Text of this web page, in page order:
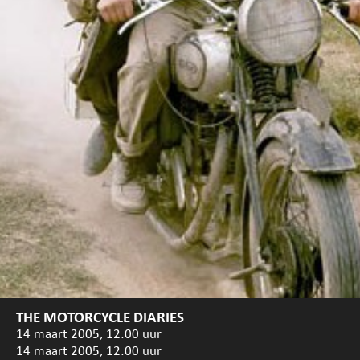
THE MOTORCYCLE DIARIES
14 maart 2005, 12:00 uur
14 maart 2005, 12:00 uur